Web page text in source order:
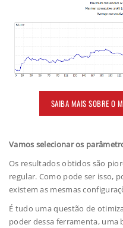
SAIBA MAIS SOBRE O
Vamos selecionar os
Os resultados obtidos são
regular. Como pode ser isso,
existem as mesmas
É tudo uma questão de
poder dessa ferramenta, uma